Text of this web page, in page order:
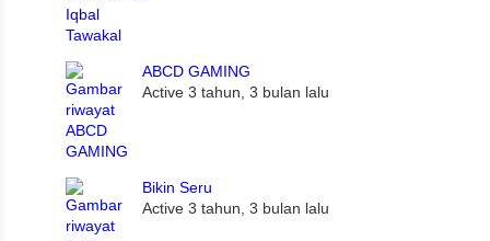
ABCD GAMING
Active 3 tahun, 3 bulan lalu
Bikin Seru
Active 3 tahun, 3 bulan lalu